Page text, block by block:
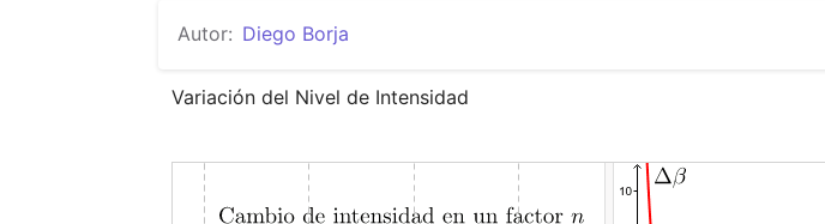
Autor: Diego Borja
Variación del Nivel de Intensidad